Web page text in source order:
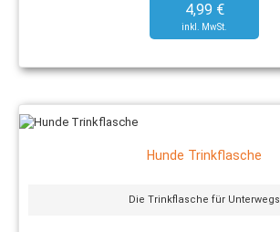
4,99 €
Hunde Trinkflasche
Die Trinkflasche für Unterwegs